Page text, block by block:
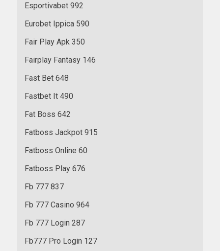
Esportivabet 992
Eurobet Ippica 590
Fair Play Apk 350
Fairplay Fantasy 146
Fast Bet 648
Fastbet It 490
Fat Boss 642
Fatboss Jackpot 915
Fatboss Online 60
Fatboss Play 676
Fb 777 837
Fb 777 Casino 964
Fb 777 Login 287
Fb777 Pro Login 127